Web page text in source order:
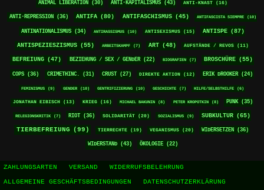
ANIMAL LIBERATION (30) ANTI-KAPITALISMUS (43) ANTI-KNAST (16)
ANTI-REPRESSION (36) ANTIFA (80) ANTIFASCHISMUS (45) ANTIFASCISTA SIEMPRE (10)
ANTINATIONALISMUS (34) ANTIRASSISMUS (10) ANTISEXISMUS (15) ANTISPE (87)
ANTISPEZIESZISMUS (55) ARBEITSKAMPF (7) ART (48) AUFSTÄNDE / REVOS (11)
BEFREIUNG (47) BEZIEHUNG / SEX / GENDER (22) BIOGRAFIEN (7) BROSCHÜRE (55)
COPS (36) CRIMETHINC. (31) CRUST (27) DIREKTE AKTION (12) ERIK DROOKER (24)
FEMINISMUS (9) GENDER (10) GENTRIFIZIERUNG (10) GESCHICHTE (7) HILFE/SELBSTHILFE (6)
JONATHAN EIBISCH (13) KRIEG (16) MICHAEL BAKUNIN (8) PETER KROPOTKIN (8) PUNK (35)
RELEGIONSKRITIK (7) RIOT (36) SOLIDARITÄT (20) SOZIALISMUS (9) SUBKULTUR (65)
TIERBEFREIUNG (99) TIERRECHTE (19) VEGANISMUS (20) WIDERSETZEN (36)
WIDERSTAND (43) ÖKOLOGIE (22)
ZAHLUNGSARTEN VERSAND WIDERRUFSBELEHRUNG
ALLGEMEINE GESCHÄFTSBEDINGUNGEN DATENSCHUTZERKLÄRUNG